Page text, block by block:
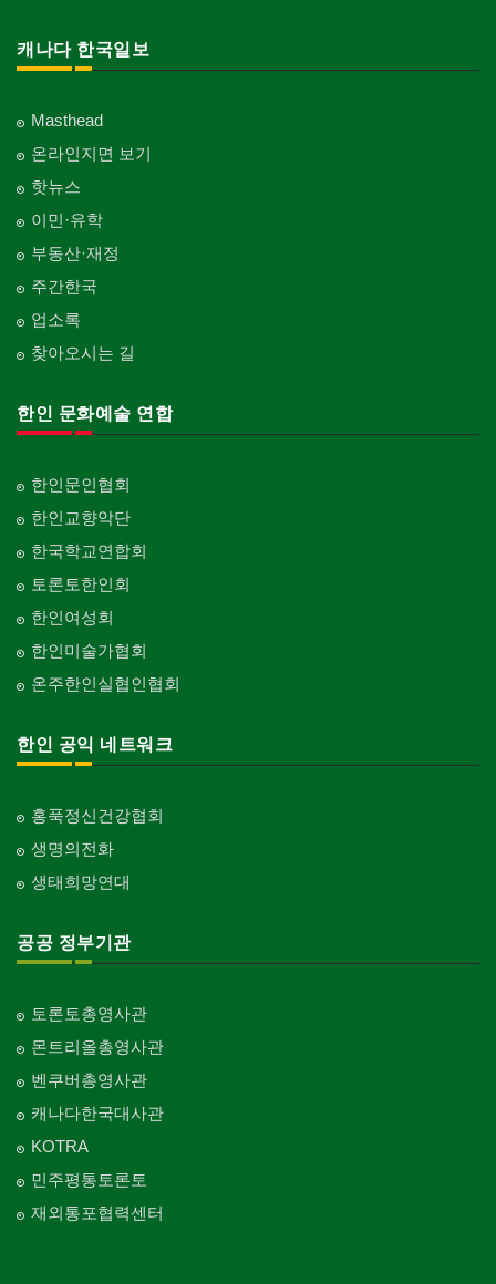
캐나다 한국일보
Masthead
온라인지면 보기
핫뉴스
이민·유학
부동산·재정
주간한국
업소록
찾아오시는 길
한인 문화예술 연합
한인문인협회
한인교향악단
한국학교연합회
토론토한인회
한인여성회
한인미술가협회
온주한인실협인협회
한인 공익 네트워크
홍푹정신건강협회
생명의전화
생태희망연대
공공 정부기관
토론토총영사관
몬트리올총영사관
벤쿠버총영사관
캐나다한국대사관
KOTRA
민주평통토론토
재외통포협력센터